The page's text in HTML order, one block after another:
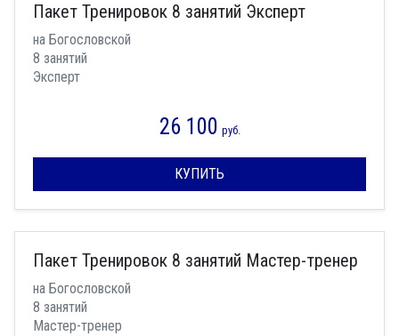
Пакет Тренировок 8 занятий Эксперт
на Богословской
8 занятий
Эксперт
26 100 руб.
КУПИТЬ
Пакет Тренировок 8 занятий Мастер-тренер
на Богословской
8 занятий
Мастер-тренер